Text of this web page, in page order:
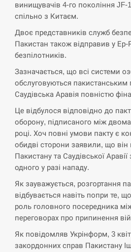
винищувачів 4-го покоління JF-
спільно з Китаєм.
Двоє представників служб
Пакистан також відправив у Ер-
безпілотників.
Зазначається, що всі системи
обслуговуються
Саудівська Аравія повністю
Це відбулося відповідно до
оборону, підписаного між
році. Хоч повні умови пакту є
обидві сторони заявили, що він
Пакистану та Саудівської
одного у разі нападу.
Як зауважується, розгортання
відбувається навіть попри те,
роль головного посередника
переговорах про припинення
Як повідомляв Укрінформ, 3
закордонних справ Пакистану